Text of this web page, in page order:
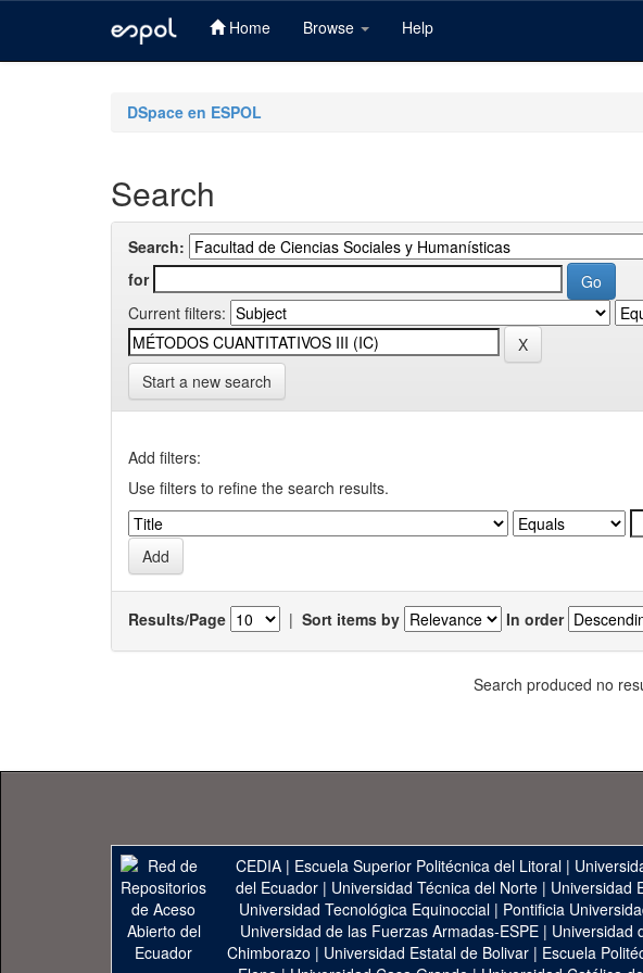
Home Browse Help
DSpace en ESPOL
Search
Search:
for
Current filters:
Start a new search
Add filters:
Use filters to refine the search results.
Results/Page | Sort items by In order
Search produced no
CEDIA | Escuela Superior Politécnica del Litoral |
del Ecuador| Universidad Técnica del Norte| Universidad
Universidad Tecnológica Equinoccial| Pontificia
Universidad de las Fuerzas Armadas-ESPE | Universidad
Chimborazo | Universidad Estatal de Bolivar| Escuela